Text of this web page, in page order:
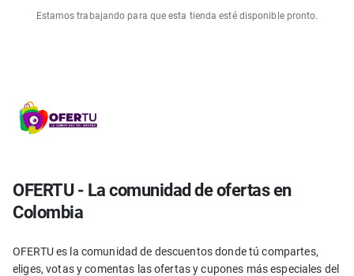
Estamos trabajando para que esta tienda esté disponible pronto.
OFERTU - La comunidad de ofertas en
Colombia
OFERTU es la comunidad de descuentos donde tú compartes,
eliges, votas y comentas las ofertas y cupones más especiales del